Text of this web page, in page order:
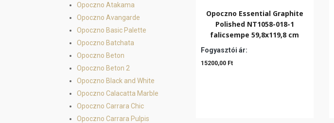
Opoczno Essential Graphite
Polished NT1058-018-1
falicsempe 59,8x119,8 cm
Fogyasztói ár:
15200,00 Ft
Opoczno Atakama
Opoczno Avangarde
Opoczno Basic Palette
Opoczno Batchata
Opoczno Beton
Opoczno Beton 2
Opoczno Black and White
Opoczno Calacatta Marble
Opoczno Carrara Chic
Opoczno Carrara Pulpis